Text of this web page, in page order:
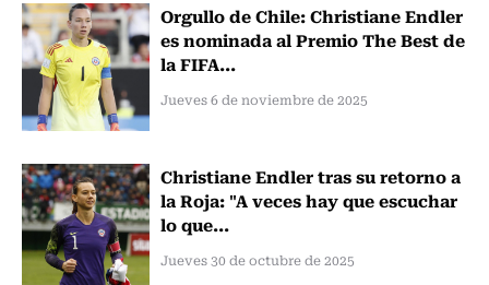
Orgullo de Chile: Christiane Endler
es nominada al Premio The Best de
la FIFA...
Jueves 6 de noviembre de 2025
Christiane Endler tras su retorno a
la Roja: "A veces hay que escuchar
lo que...
Jueves 30 de octubre de 2025